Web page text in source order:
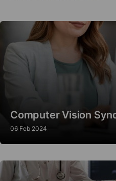
Computer Vision
06 Feb 2024